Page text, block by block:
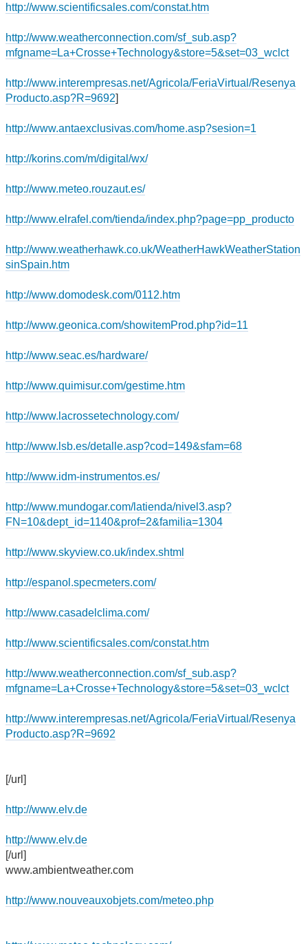
http://www.scientificsales.com/constat.htm
http://www.weatherconnection.com/sf_sub.asp?
mfgname=La+Crosse+Technology&store=5&set=03_wclct
http://www.interempresas.net/Agricola/FeriaVirtual/Resenya
Producto.asp?R=9692]
http://www.antaexclusivas.com/home.asp?sesion=1
http://korins.com/m/digital/wx/
http://www.meteo.rouzaut.es/
http://www.elrafel.com/tienda/index.php?page=pp_producto
http://www.weatherhawk.co.uk/WeatherHawkWeatherStation
sinSpain.htm
http://www.domodesk.com/0112.htm
http://www.geonica.com/showitemProd.php?id=11
http://www.seac.es/hardware/
http://www.quimisur.com/gestime.htm
http://www.lacrossetechnology.com/
http://www.lsb.es/detalle.asp?cod=149&sfam=68
http://www.idm-instrumentos.es/
http://www.mundogar.com/latienda/nivel3.asp?
FN=10&dept_id=1140&prof=2&familia=1304
http://www.skyview.co.uk/index.shtml
http://espanol.specmeters.com/
http://www.casadelclima.com/
http://www.scientificsales.com/constat.htm
http://www.weatherconnection.com/sf_sub.asp?
mfgname=La+Crosse+Technology&store=5&set=03_wclct
http://www.interempresas.net/Agricola/FeriaVirtual/Resenya
Producto.asp?R=9692
[/url]
http://www.elv.de
http://www.elv.de
[/url]
www.ambientweather.com
http://www.nouveauxobjets.com/meteo.php